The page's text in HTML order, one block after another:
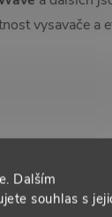
Dalším
souhlas s
vysavače a